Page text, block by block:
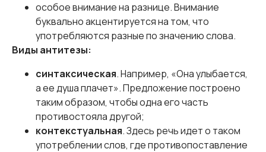
особое внимание на разнице. Внимание
буквально акцентируется на том, что
употребляются разные по значению слова.
Виды антитезы:
синтаксическая. Например, «Она улыбается,
а ее душа плачет». Предложение построено
таким образом, чтобы одна его часть
противостояла другой;
контекстуальная. Здесь речь идет о таком
употреблении слов, где противопоставление